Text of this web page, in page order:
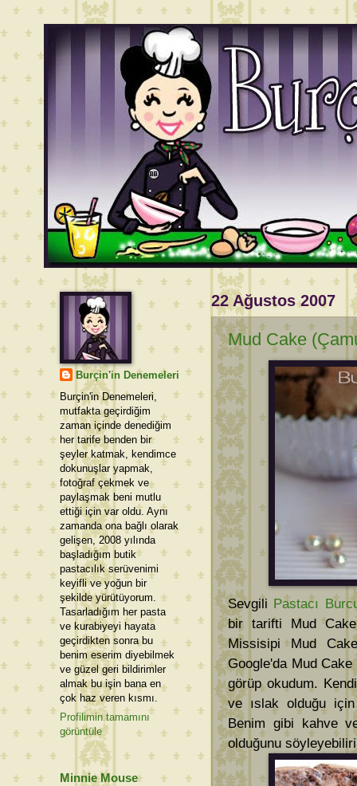
22 Ağustos 2007
Mud Cake
Sevgili Pastacı
bir tarifti Mud
Missisipi Mud
Google'da Mud
görüp okudum.
ve ıslak olduğu
Benim gibi kahve
olduğunu
Burçin'in Denemeleri
Burçin'in Denemeleri,
mutfakta geçirdiğim
zaman içinde denediğim
her tarife benden bir
şeyler katmak, kendimce
dokunuşlar yapmak,
fotoğraf çekmek ve
paylaşmak beni mutlu
ettiği için var oldu. Aynı
zamanda ona bağlı olarak
gelişen, 2008 yılında
başladığım butik
pastacılık serüvenimi
keyifli ve yoğun bir
şekilde yürütüyorum.
Tasarladığım her pasta
ve kurabiyeyi hayata
geçirdikten sonra bu
benim eserim diyebilmek
ve güzel geri bildirimler
almak bu işin bana en
çok haz veren kısmı.
Profilimin tamamını
görüntüle
Minnie Mouse